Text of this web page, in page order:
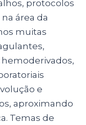
protocolos
área da
muitas
e
aproximando
Temas de